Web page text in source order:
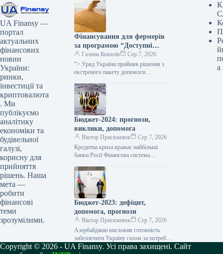
UA Finansy —
портал
актуальних
фінансових
новин
України:
ринки,
інвестиції та
криптовалюта
. Ми
публікуємо
аналітику
економіки та
будівельної
галузі,
корисну для
прийняття
рішень. Наша
мета —
робити
фінансові
теми
зрозумілими.
Фінансування для фермерів
за програмою “Доступні
кредити 5-7-9%” збільшено
для поповнення оборотних
коштів, повідомив
Галина Ковалів
Сер 7, 2026
“> Уряд України прийняв рішення з
екстреного пакету допомоги
російським терором у Чорному морі
та перешкоджанням експортним…
Бюджет-2024: прогнози,
виклики, допомога
Віктор Присяжнюк
Сер 7, 2026
Кредитна криза вражає найбільші
банки Росії Фінансова система
серйозними викликами: найбільші
банки країни демонструють помітне
погіршення…
Бюджет-2023: дефіцит,
допомога, прогнози
Віктор Присяжнюк
Сер 7, 2026
Азербайджан висловив готовність
забезпечити Україну газом за потреби
та поглибити співпрацю в сфері
а
Copyright © 2026 - UA Finansy. Усі права захищені. Сайт